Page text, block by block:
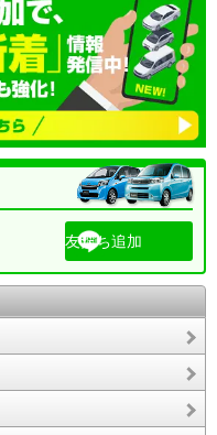
友だち追加